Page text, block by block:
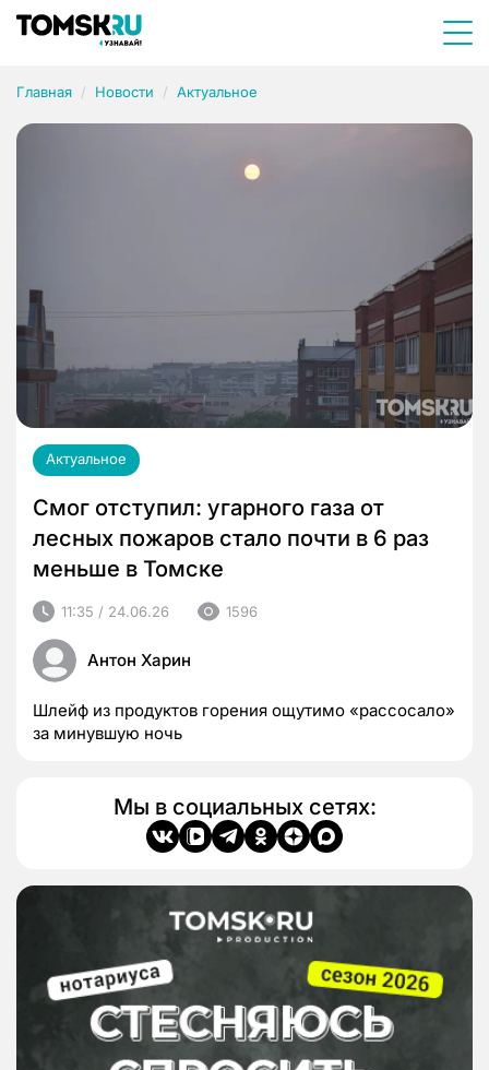
Главная Новости Актуальное
Актуальное
Смог отступил: угарного газа от
лесных пожаров стало почти в 6 раз
меньше в Томске
11:35 / 24.06.26 1596
Антон Харин
Шлейф из продуктов горения ощутимо «рассосало»
за минувшую ночь
Мы в социальных сетях: